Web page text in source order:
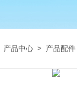
产品中心 > 产品配件